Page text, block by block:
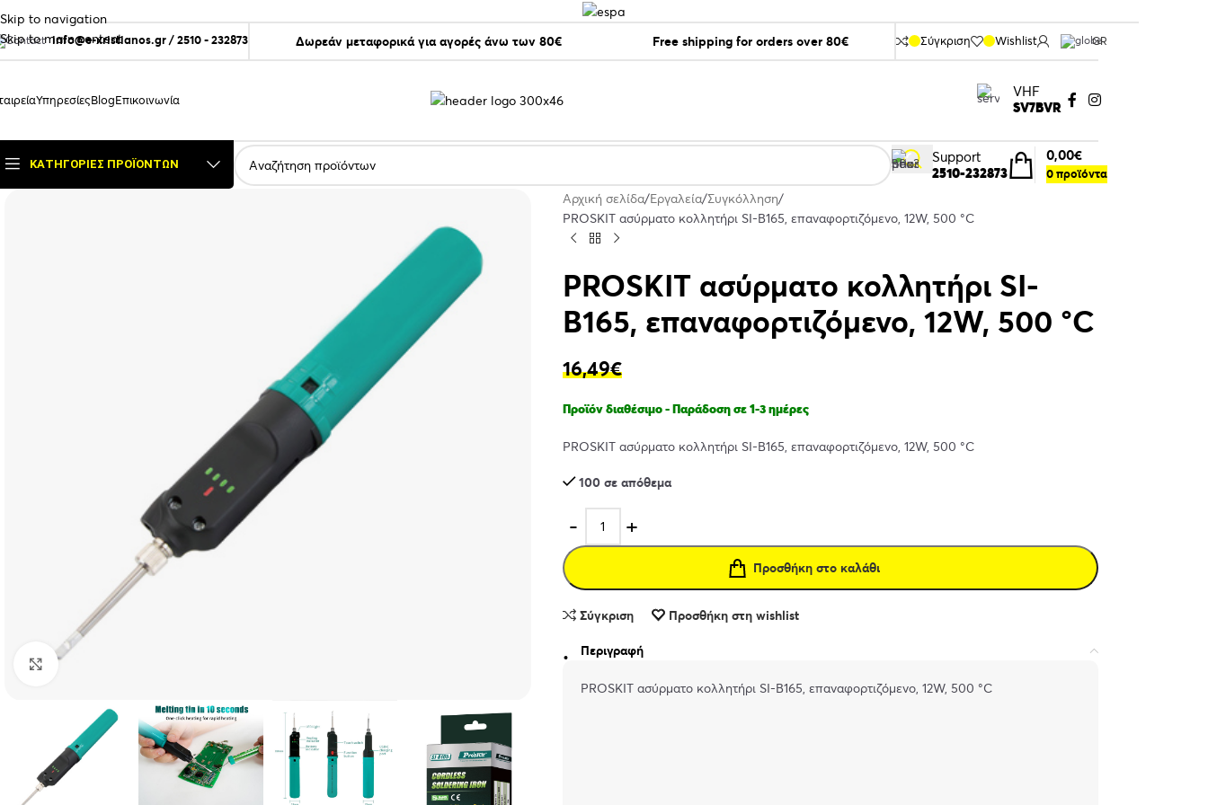
Skip to navigation
Skip to main content
info@e-xristianos.gr/2510 - 232873 Δωρεάν μεταφορικά για αγορές άνω των 80€ Free shipping for orders over 80€ Σύγκριση Wishlist GR
ΥπηρεσίεςBlogΕπικοινωνία
VHF
SV7BVR
ΚΑΤΗΓΟΡΊΕΣ ΠΡΟΪΌΝΤΩΝ
Support
2510-232873
0προϊόντα
0,00€
Click to enlarge
Αρχική σελίδα Εργαλεία Συγκόλληση
PROSKIT ασύρματο κολλητήρι SI-B165, επαναφορτιζόμενο, 12W, 500 °C
PROSKIT ασύρματο κολλητήρι SI-
B165, επαναφορτιζόμενο, 12W, 500 °C
16,49€
Προϊόν διαθέσιμο - Παράδοση σε 1-3 ημέρες
PROSKIT ασύρματο κολλητήρι SI-B165, επαναφορτιζόμενο, 12W, 500 °C
100 σε απόθεμα
Προσθήκη στο καλάθι
Σύγκριση Προσθήκη στη wishlist
Περιγραφή
PROSKIT ασύρματο κολλητήρι SI-B165, επαναφορτιζόμενο, 12W, 500 °C